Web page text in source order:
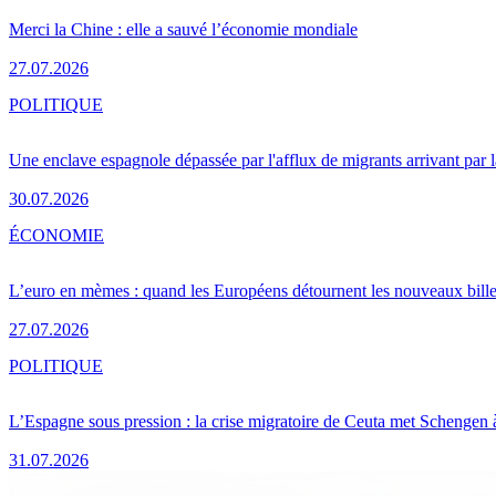
Merci la Chine : elle a sauvé l’économie mondiale
27.07.2026
Une enclave espagnole dépassée par l'afflux de migrants arrivant par
30.07.2026
POLITIQUE
L’euro en mèmes : quand les Européens détournent les nouveaux
27.07.2026
ÉCONOMIE
L’Espagne sous pression : la crise migratoire de Ceuta met Schengen
31.07.2026
POLITIQUE